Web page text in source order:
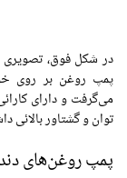
در شکل فوق، تصویری
پمپ روغن بر روی
می‌گرفت و دارای
توان و گشتاور بالائی
پمپ روغن‌های